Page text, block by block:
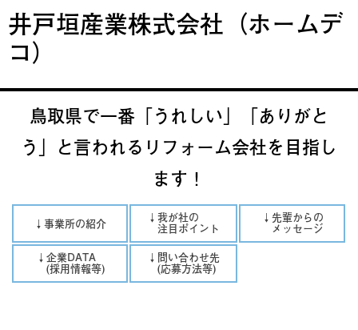
井戸垣産業株式会社（ホームデ
コ）
鳥取県で一番「うれしい」「ありがと
う」と言われるリフォーム会社を目指し
ます！
↓事業所の紹介 ↓我が社の
注目ポイント
↓先輩からの
メッセージ
↓企業DATA
(採用情報等)
↓問い合わせ先
(応募方法等)